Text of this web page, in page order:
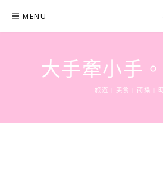
content
MENU
大手牽小手
旅遊 | 美食 | 商攝 |